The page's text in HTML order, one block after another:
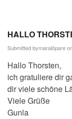
HALLO
Submitted bymaralöpare
Hallo Thorsten,
ich gratuliere dir
dir viele schöne
Viele Grüße
Gunla